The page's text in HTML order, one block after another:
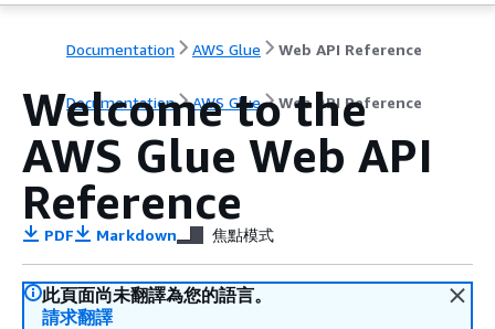
Documentation AWS Glue Web API Reference
Documentation AWS Glue Web API Reference
Welcome to the
AWS Glue Web API
Reference
PDF Markdown 焦點模式
此頁面尚未翻譯為您的語言。
請求翻譯